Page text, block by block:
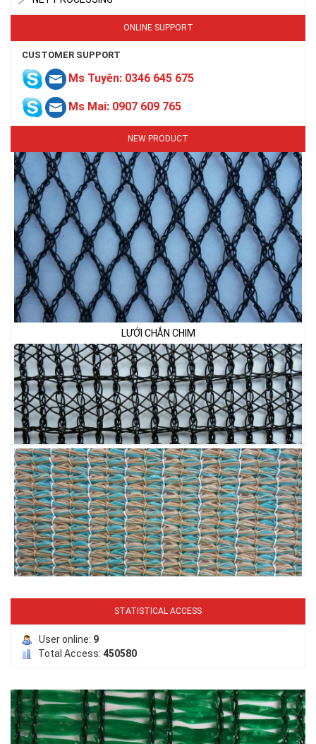
ONLINE SUPPORT
CUSTOMER SUPPORT
Ms Tuyên: 0346 645 675
Ms Mai: 0907 609 765
NEW PRODUCT
LƯỚI CHẮN CHIM
LƯỚI PHƠI NÔNG SẢN
LƯỚI HÀNG RÀO HÌNH VUÔNG
STATISTICAL ACCESS
User online: 9
Total Access: 450580